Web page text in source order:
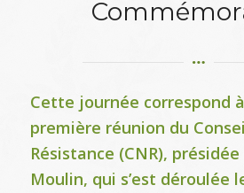
Cette journée correspond
première réunion du
Résistance (CNR), présidée
Moulin, qui s’est déroulée